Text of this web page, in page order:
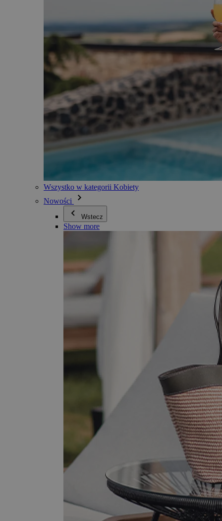
Wszystko w kategorii Kobiety
Nowości
Wstecz
Show more